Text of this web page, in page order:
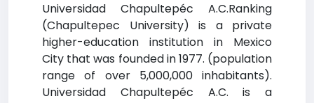
Universidad Chapultepéc A.C.Ranking
(Chapultepec University) is a private
higher-education institution in Mexico
City that was founded in 1977. (population
range of over 5,000,000 inhabitants).
Universidad Chapultepéc A.C. is a